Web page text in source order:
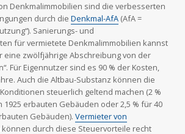
Denkmalimmobilien sind die verbesserten
durch die Denkmal-AfA (AfA =
Sanierungs- und
für vermietete Denkmalimmobilien kannst
eine zwölfjährige Abschreibung von der
Für Eigennutzer sind es 90 % der Kosten,
Auch die Altbau-Substanz können die
steuerlich geltend machen (2 %
1925 erbauten Gebäuden oder 2,5 % für 40
Gebäuden). Vermieter von
können durch diese Steuervorteile recht